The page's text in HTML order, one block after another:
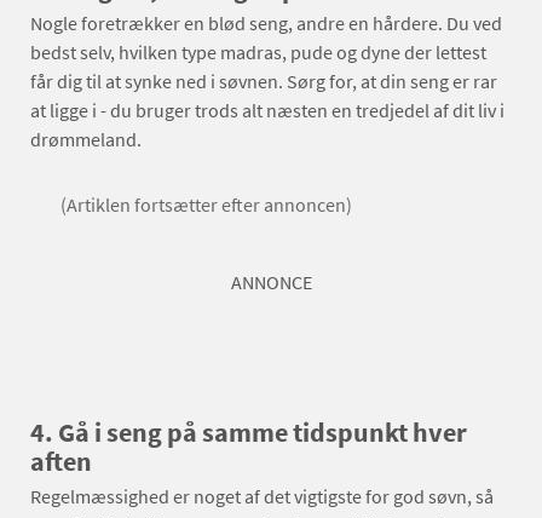
Nogle foretrækker en blød seng, andre en hårdere. Du ved
bedst selv, hvilken type madras, pude og dyne der lettest
får dig til at synke ned i søvnen. Sørg for, at din seng er rar
at ligge i - du bruger trods alt næsten en tredjedel af dit liv i
drømmeland.
(Artiklen fortsætter efter annoncen)
ANNONCE
4. Gå i seng på samme tidspunkt hver
aften
Regelmæssighed er noget af det vigtigste for god søvn, så